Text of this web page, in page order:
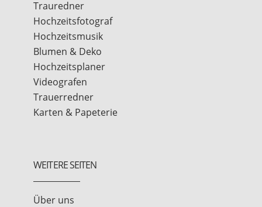
Trauredner
Hochzeitsfotograf
Hochzeitsmusik
Blumen & Deko
Hochzeitsplaner
Videografen
Trauerredner
Karten & Papeterie
WEITERE SEITEN
Über uns